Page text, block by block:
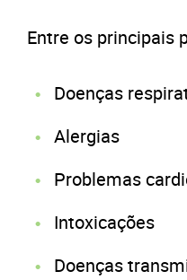
Entre os principais
Doenças
Alergias
Problemas
Intoxicações
Doenças